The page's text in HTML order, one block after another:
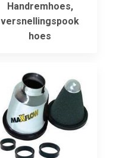
Handremhoes,
versnellingspook
hoes